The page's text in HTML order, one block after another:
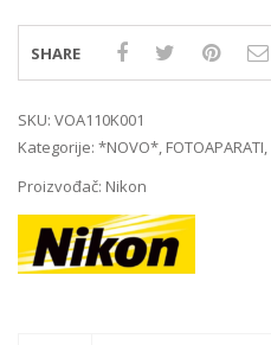
SHARE
SKU: VOA110K001
Kategorije: *NOVO*, FOTOAPARATI,
Proizvođač: Nikon